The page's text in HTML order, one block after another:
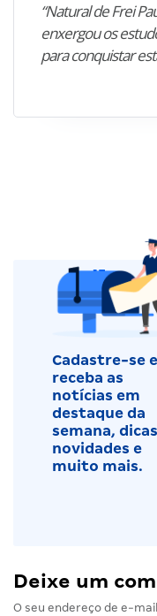
“Natural de Frei
enxergou os
para conquistar
Cadastre-se e
receba as
notícias em
destaque da
semana,
novidades e
muito mais.
Deixe um
O seu endereço de e-